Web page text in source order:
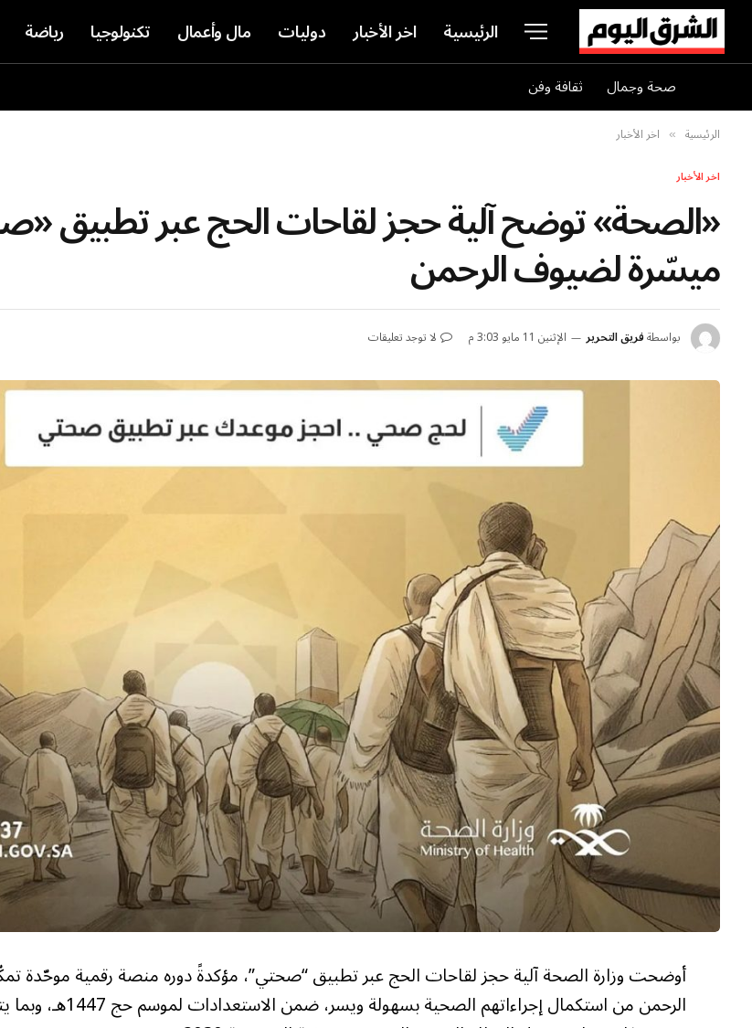
الرئيسية اخر الأخبار دوليات مال وأعمال تكنولوجيا رياضة
صحة وجمال ثقافة وفن
الرئيسية » اخر الأخبار
اخر الأخبار
«الصحة» توضح آلية حجز لقاحات الحج عبر تطبيق
ميسّرة لضيوف الرحمن
بواسطةفريق التحرير الإثنين 11 مايو 3:03 م لا توجد تعليقات
أوضحت وزارة الصحة آلية حجز لقاحات الحج عبر تطبيق “صحتي”، مؤكدةً دوره منصة رقمية موحّدة
الرحمن من استكمال إجراءاتهم الصحية بسهولة